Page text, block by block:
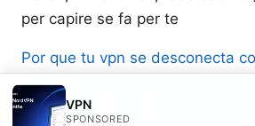
per capire se fa per te
Por que tu vpn se desconecta
como solucionarlo rapido
指南：选择、设置、隐私与速度解析
VPN
SPONSORED